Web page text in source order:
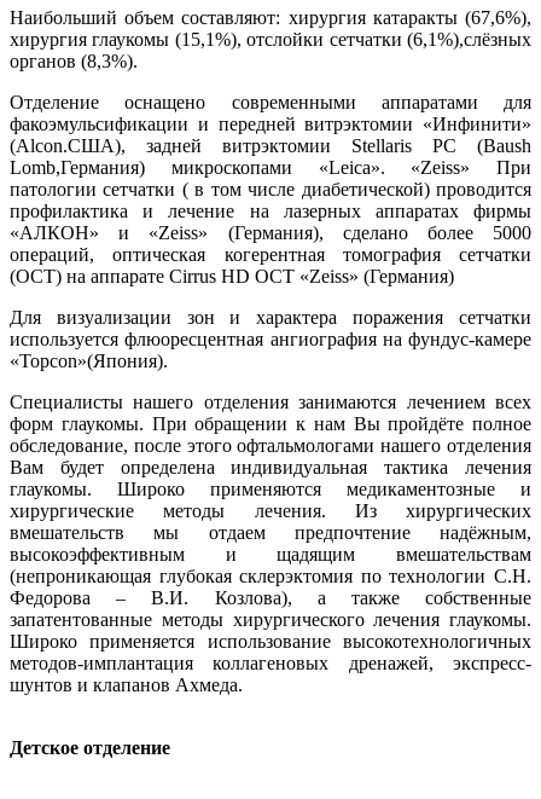
Наибольший объем составляют: хирургия катаракты (67,6%),
хирургия глаукомы (15,1%), отслойки сетчатки (6,1%),слёзных
органов (8,3%).
Отделение оснащено современными аппаратами для
факоэмульсификации и передней витрэктомии «Инфинити»
(Alcon.США), задней витрэктомии Stellaris PC (Baush
Lomb,Германия) микроскопами «Leica». «Zeiss» При
патологии сетчатки ( в том числе диабетической) проводится
профилактика и лечение на лазерных аппаратах фирмы
«АЛКОН» и «Zeiss» (Германия), сделано более 5000
операций, оптическая когерентная томография сетчатки
(ОСТ) на аппарате Cirrus HD OCT «Zeiss» (Германия)
Для визуализации зон и характера поражения сетчатки
используется флюоресцентная ангиография на фундус-камере
«Topcon»(Япония).
Специалисты нашего отделения занимаются лечением всех
форм глаукомы. При обращении к нам Вы пройдёте полное
обследование, после этого офтальмологами нашего отделения
Вам будет определена индивидуальная тактика лечения
глаукомы. Широко применяются медикаментозные и
хирургические методы лечения. Из хирургических
вмешательств мы отдаем предпочтение надёжным,
высокоэффективным и щадящим вмешательствам
(непроникающая глубокая склерэктомия по технологии С.Н.
Федорова – В.И. Козлова), а также собственные
запатентованные методы хирургического лечения глаукомы.
Широко применяется использование высокотехнологичных
методов-имплантация коллагеновых дренажей, экспресс-
шунтов и клапанов Ахмеда.
Детское отделение